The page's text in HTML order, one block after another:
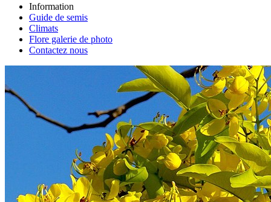
Information
Guide de semis
Climats
Flore galerie de photo
Contactez nous